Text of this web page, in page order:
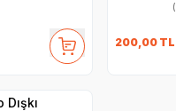
200,00 TL